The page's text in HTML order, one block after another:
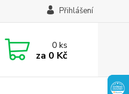
Přihlášení
0ks
za 0 Kč